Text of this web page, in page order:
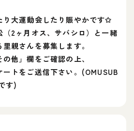
り大運動会したり賑やかです✩
2ヶ月オス、サバシロ）と一緒
親さんを募集します。
他」欄をご確認の上、
トをご送信下さい。(OMUSUB
す)